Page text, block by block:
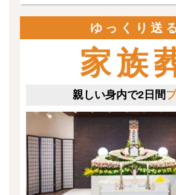
ゆっくり送る
家族
親しい身内で2日間